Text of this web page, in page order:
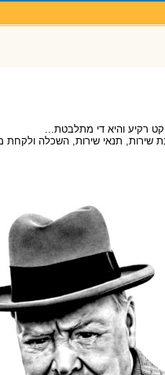
רקיע והיא די מתלבטת...
תנאי שירות, השכלה ולקחת